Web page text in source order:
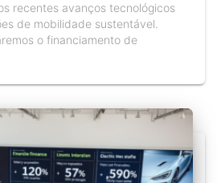
recentes avanços tecnológicos
de mobilidade sustentável.
o financiamento de